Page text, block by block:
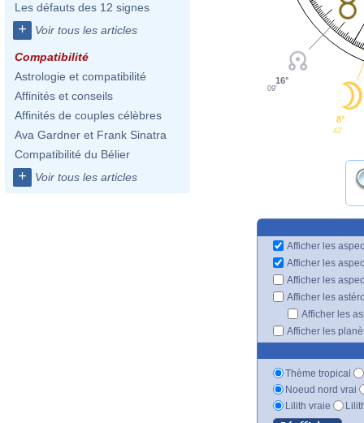
Les défauts des 12 signes
+ Voir tous les articles
Compatibilité
Astrologie et compatibilité
Affinités et conseils
Affinités de couples célèbres
Ava Gardner et Frank Sinatra
Compatibilité du Bélier
+ Voir tous les articles
16°
09'
8°
42'
Afficher les
Afficher les
Afficher les
Afficher les
Afficher les
Afficher les
Thème tropical
Noeud nord vrai
Lilith vraie